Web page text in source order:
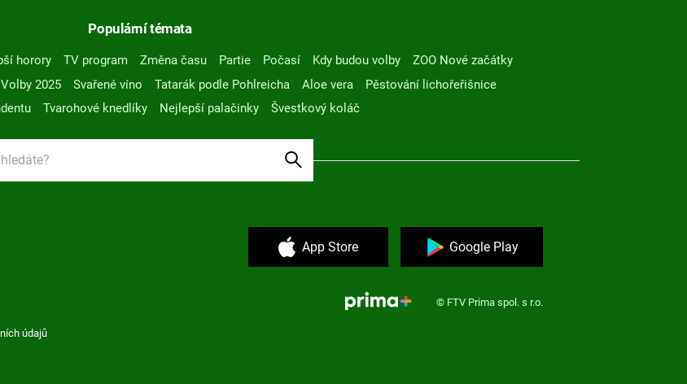
Populární témata
horory TV program Změna času Partie Počasí Kdy budou volby
ZOO Nové začátky
Volby 2025 Svařené víno Tatarák podle Pohlreicha Aloe vera
Pěstování lichořeřišnice
Tvarohové knedlíky Nejlepší palačinky Švestkový koláč
údajů
App Store Google Play
© FTV Prima spol. s r.o.